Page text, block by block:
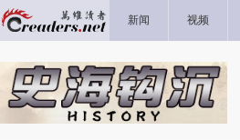
新闻 视频